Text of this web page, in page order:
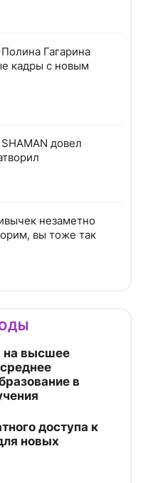
Гагарина
кадры с новым
довел
незаметно
вы тоже так
на высшее
в
доступа к
новых